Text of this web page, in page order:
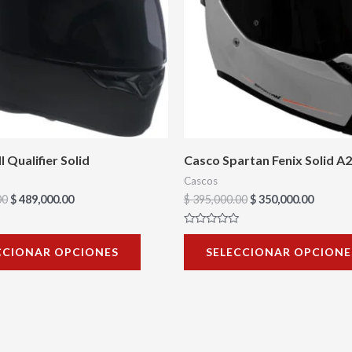
Qualifier Solid
$489,000.00
OPCIONES
variantes.
Las
opciones
se
pueden
elegir
Casco Spartan Fenix Solid A2
Cascos
$395,000.00$350,000.00
Valorado
SELECCIONAR